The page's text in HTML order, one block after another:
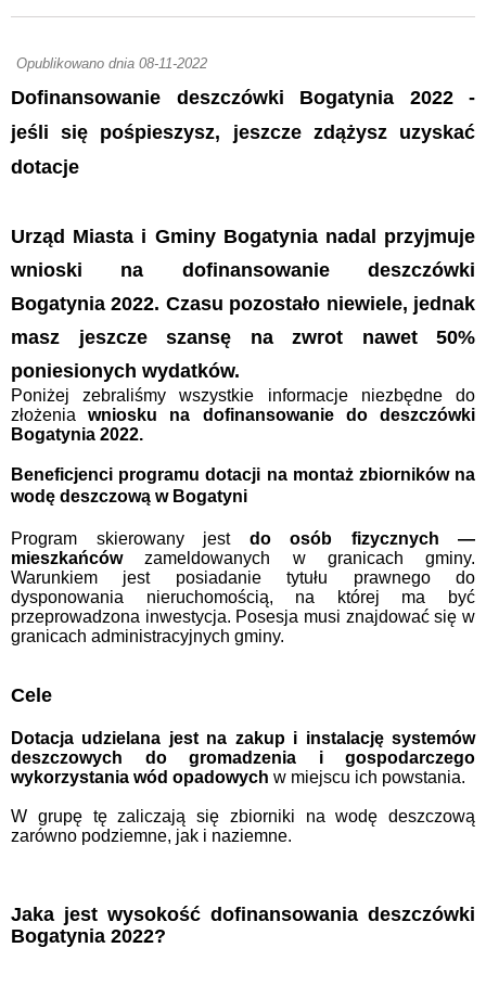
Opublikowano dnia 08-11-2022
Dofinansowanie deszczówki Bogatynia 2022 -
jeśli się pośpieszysz, jeszcze zdążysz uzyskać
dotacje
Urząd Miasta i Gminy Bogatynia nadal przyjmuje
wnioski na dofinansowanie deszczówki
Bogatynia 2022. Czasu pozostało niewiele, jednak
masz jeszcze szansę na zwrot nawet 50%
poniesionych wydatków.
Poniżej zebraliśmy wszystkie informacje niezbędne do
złożeniawniosku na dofinansowanie do deszczówki
Bogatynia 2022.
Beneficjenci programu dotacji na montaż zbiorników na
wodę deszczową w Bogatyni
Program skierowany jestdo osób fizycznych —
mieszkańcówzameldowanych w granicach gminy.
Warunkiem jest posiadanie tytułu prawnego do
dysponowania nieruchomością, na której ma być
przeprowadzona inwestycja. Posesja musi znajdować się w
granicach administracyjnych gminy.
Cele
Dotacja udzielana jest na zakup i instalację systemów
deszczowych do gromadzenia i gospodarczego
wykorzystania wód opadowych w miejscu ich powstania.
W grupę tę zaliczają się zbiorniki na wodę deszczową
zarówno podziemne, jak i naziemne.
Jaka jest wysokość dofinansowania deszczówki
Bogatynia 2022?